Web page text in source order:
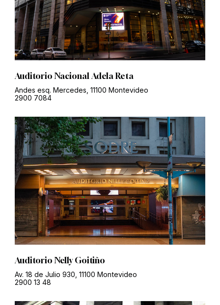
Auditorio Nacional Adela Reta
Andes esq. Mercedes, 11100 Montevideo
2900 7084
Auditorio Nelly Goitiño
Av. 18 de Julio 930, 11100 Montevideo
2900 13 48